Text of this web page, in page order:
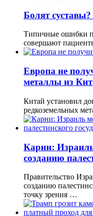
Болят
Типичные ошибки
совершают
Европа не
металлы из
Китай установил
редкоземельных
Карни:
созданию
Правительство
созданию
точку зрения …